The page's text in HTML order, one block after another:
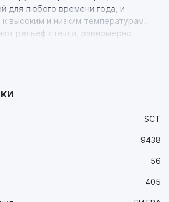
для любого времени года, и
высоким и низким температурам.
рельеф стекла, равномерно
чистят без разводов в обоих
SCT
9438
56
405